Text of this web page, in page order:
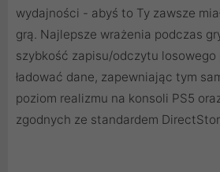
wydajności - abyś to Ty zawsze
grą. Najlepsze wrażenia podczas
szybkość zapisu/odczytu
ładować dane, zapewniając tym
poziom realizmu na konsoli PS5
zgodnych ze standardem